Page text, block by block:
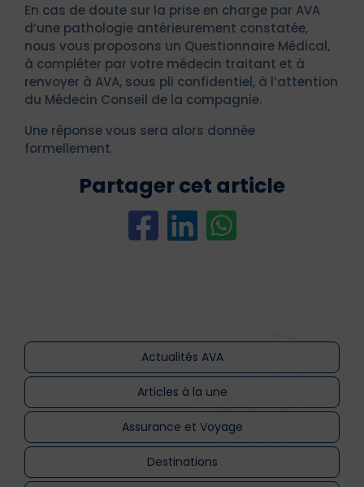
En cas de doute sur la prise en charge par AVA
d’une pathologie antérieurement constatée,
nous vous proposons un Questionnaire Médical,
à compléter par votre médecin traitant et à
renvoyer à AVA, sous pli confidentiel, à l’attention
du Médecin Conseil de la compagnie.
Une réponse vous sera alors donnée
formellement.
Partager cet article
Actualités AVA
Articles à la une
Assurance et Voyage
Destinations